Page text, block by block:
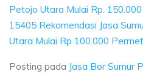
Petojo Utara Mulai Rp. 150.000
15405 Rekomendasi Jasa
Utara Mulai Rp 100.000
Posting pada Jasa Bor Sumur